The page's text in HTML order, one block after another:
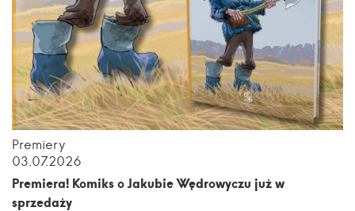
Premiery
03.07.2026
Premiera! Komiks o Jakubie Wędrowyczu już w
sprzedaży